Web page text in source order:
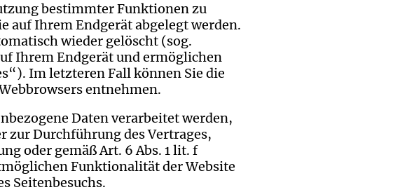
bestimmter Funktionen zu
auf Ihrem Endgerät abgelegt werden.
wieder gelöscht (sog.
Ihrem Endgerät und ermöglichen
Im letzteren Fall können Sie die
entnehmen.
Daten verarbeitet werden,
zur Durchführung des Vertrages,
oder gemäß Art. 6 Abs. 1 lit. f
Funktionalität der Website
Seitenbesuchs.